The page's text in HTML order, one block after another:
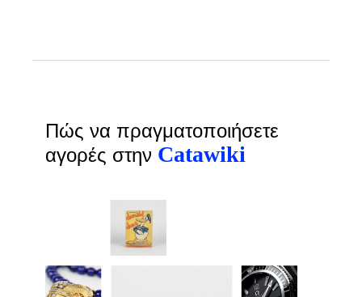
Πώς να πραγματοποιήσετε
αγορές στην Catawiki